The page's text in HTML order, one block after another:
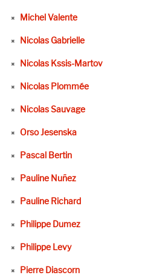
Michel Valente
Nicolas Gabrielle
Nicolas Kssis-Martov
Nicolas Plommée
Nicolas Sauvage
Orso Jesenska
Pascal Bertin
Pauline Nuñez
Pauline Richard
Philippe Dumez
Philippe Levy
Pierre Diascorn